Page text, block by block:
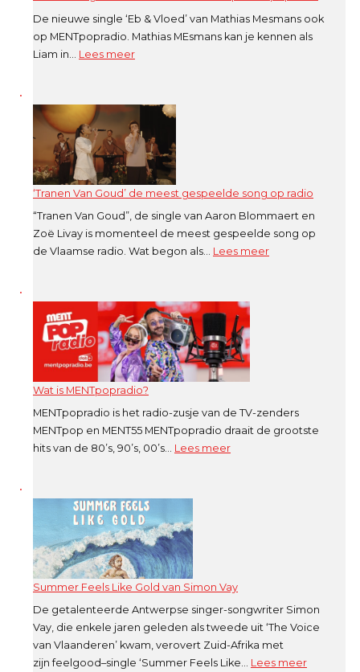
De nieuwe single ‘Eb & Vloed’ van Mathias Mesmans ook
op MENTpopradio. Mathias MEsmans kan je kennen als
Liam in… Lees meer:
Mathias
Mesmans
ook
op
MENTpopradio
‘Tranen Van Goud’ de meest gespeelde song op radio
“Tranen Van Goud”, de single van Aaron Blommaert en
Zoë Livay is momenteel de meest gespeelde song op
de Vlaamse radio. Wat begon als… Lees meer:
radio
Wat is MENTpopradio?
MENTpopradio is het radio-zusje van de TV-zenders
MENTpop en MENT55 MENTpopradio draait de grootste
hits van de 80’s, 90’s, 00’s… Lees meer:
Summer Feels Like Gold van Simon Vay
De getalenteerde Antwerpse singer-songwriter Simon
Vay, die enkele jaren geleden als tweede uit ‘The Voice
van Vlaanderen’ kwam, verovert Zuid-Afrika met
zijn feelgood–single ‘Summer Feels Like… Lees meer: